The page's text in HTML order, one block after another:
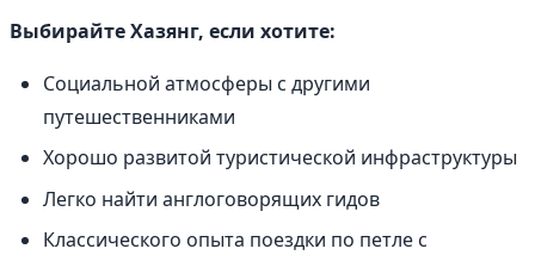
Выбирайте Хазянг, если хотите:
Социальной атмосферы с другими
путешественниками
Хорошо развитой туристической инфраструктуры
Легко найти англоговорящих гидов
Классического опыта поездки по петле с